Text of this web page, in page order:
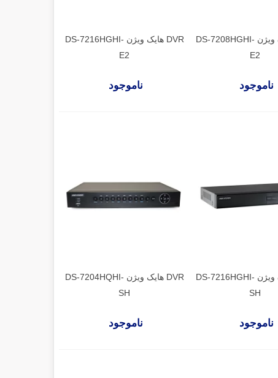
DVR هایک ویژن DS-7208HGHI-
E2
ناموجود
DVR هایک ویژن DS-7216HGHI-
E2
ناموجود
DVR هایک ویژن DS-7216HGHI-
SH
ناموجود
DVR هایک ویژن DS-7204HQHI-
SH
ناموجود